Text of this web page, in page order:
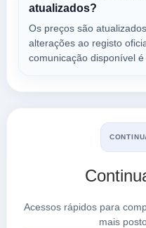
VMF -
a 19.47 Km
En 371 (av. Humberto
GALP OLIVENZA
7350-123
atualizados?
Os preços são
alterações ao registo
comunicação disponível é
Acessos rápidos para
mais